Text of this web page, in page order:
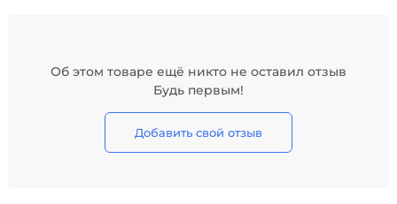
Об этом товаре ещё никто не оставил отзыв
Будь первым!
Добавить свой отзыв